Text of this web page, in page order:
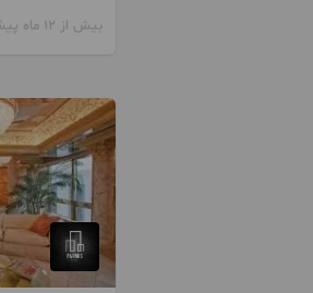
بیش از 12 ماه پیش